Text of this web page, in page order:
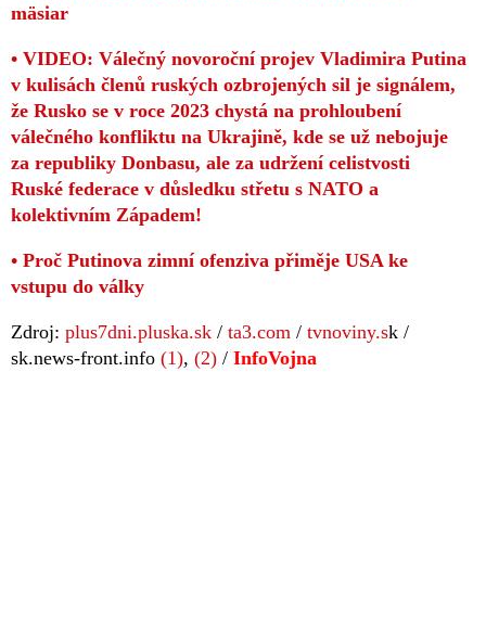
mäsiar
• VIDEO: Válečný novoroční projev Vladimira Putina
v kulisách členů ruských ozbrojených sil je signálem,
že Rusko se v roce 2023 chystá na prohloubení
válečného konfliktu na Ukrajině, kde se už nebojuje
za republiky Donbasu, ale za udržení celistvosti
Ruské federace v důsledku střetu s NATO a
kolektivním Západem!
• Proč Putinova zimní ofenziva přiměje USA ke
vstupu do války
Zdroj: plus7dni.pluska.sk / ta3.com / tvnoviny.sk /
sk.news-front.info (1), (2) / InfoVojna